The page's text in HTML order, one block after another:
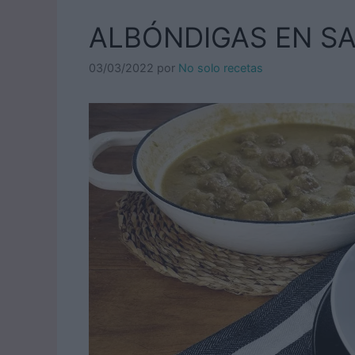
ALBÓNDIGAS EN
03/03/2022 por No solo recetas